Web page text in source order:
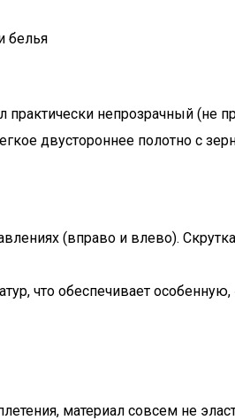
белья
непрозрачный (не
двустороннее полотно с
(вправо и влево).
что обеспечивает особенную,
материал совсем не